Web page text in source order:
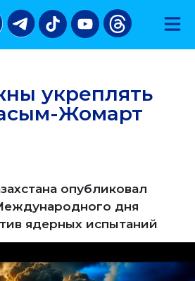
укреплять
Жомарт
опубликовал
дня
ядерных испытаний